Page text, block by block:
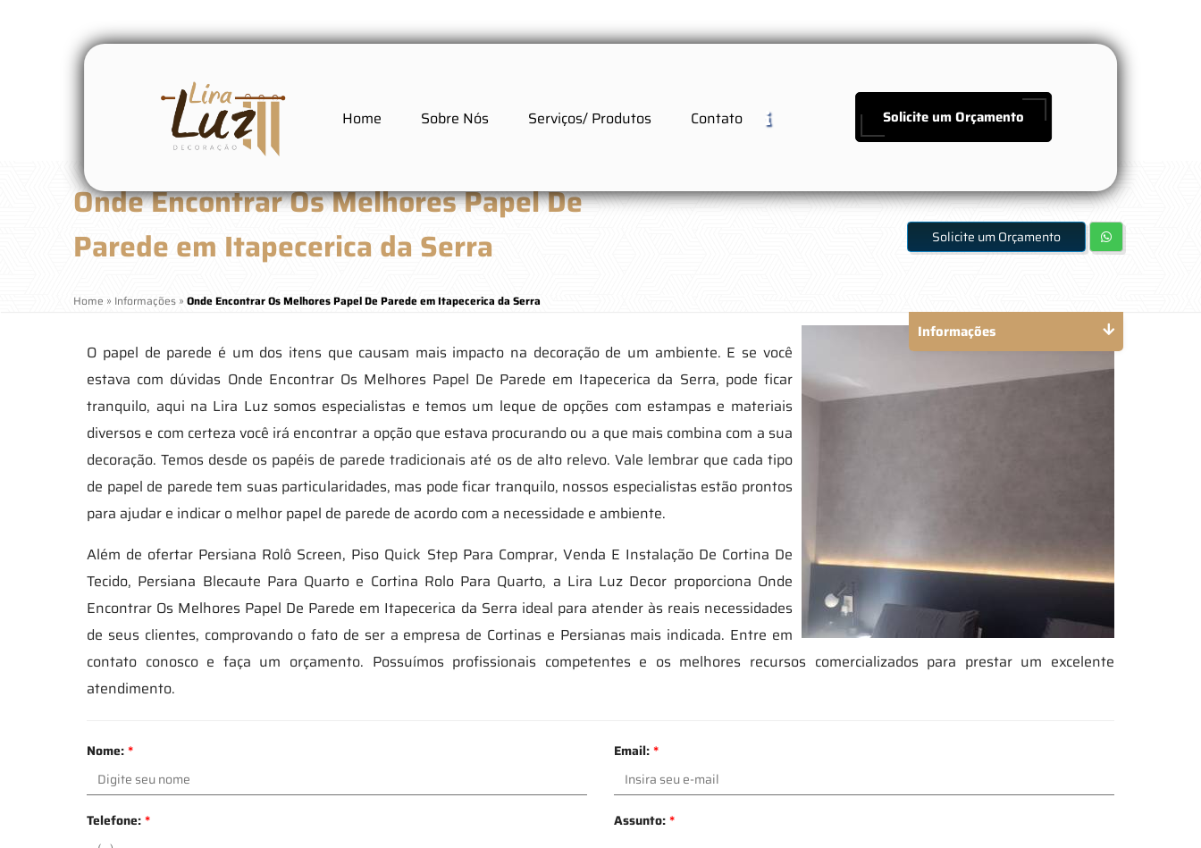
Home Sobre Nós Serviços/ Produtos Contato Solicite um Orçamento
Onde Encontrar Os Melhores Papel De
Parede em Itapecerica da Serra
Home » Informações »Onde Encontrar Os Melhores Papel De Parede em Itapecerica da Serra
Solicite um Orçamento
O papel de parede é um dos itens que causam mais impacto na decoração de um ambiente. E se você
estava com dúvidas Onde Encontrar Os Melhores Papel De Parede em Itapecerica da Serra, pode ficar
tranquilo, aqui na Lira Luz somos especialistas e temos um leque de opções com estampas e materiais
diversos e com certeza você irá encontrar a opção que estava procurando ou a que mais combina com a sua
decoração. Temos desde os papéis de parede tradicionais até os de alto relevo. Vale lembrar que cada tipo
de papel de parede tem suas particularidades, mas pode ficar tranquilo, nossos especialistas estão prontos
para ajudar e indicar o melhor papel de parede de acordo com a necessidade e ambiente.
Além de ofertar Persiana Rolô Screen, Piso Quick Step Para Comprar, Venda E Instalação De Cortina De
Tecido, Persiana Blecaute Para Quarto e Cortina Rolo Para Quarto, a Lira Luz Decor proporciona Onde
Encontrar Os Melhores Papel De Parede em Itapecerica da Serra ideal para atender às reais necessidades
de seus clientes, comprovando o fato de ser a empresa de Cortinas e Persianas mais indicada. Entre em
contato conosco e faça um orçamento. Possuímos profissionais competentes e os melhores recursos comercializados para prestar um excelente
atendimento.
Nome:* Email:*
Telefone:* Assunto:*
Informações